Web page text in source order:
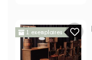
1 exemplaires